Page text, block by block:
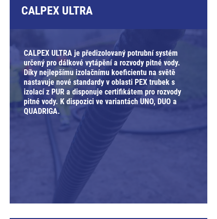
CALPEX ULTRA
CALPEX ULTRA je předizolovaný potrubní systém
určený pro dálkové vytápění a rozvody pitné vody.
Díky nejlepšímu izolačnímu koeficientu na světě
nastavuje nové standardy v oblasti PEX trubek s
izolací z PUR a disponuje certifikátem pro rozvody
pitné vody. K dispozici ve variantách UNO, DUO a
QUADRIGA.